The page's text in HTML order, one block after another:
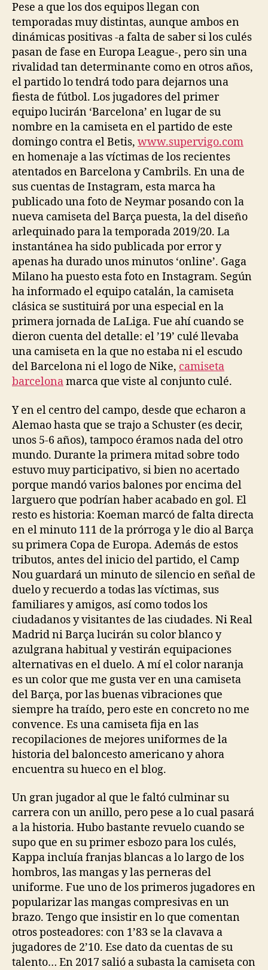
Pese a que los dos equipos llegan con
temporadas muy distintas, aunque ambos en
dinámicas positivas -a falta de saber si los culés
pasan de fase en Europa League-, pero sin una
rivalidad tan determinante como en otros años,
el partido lo tendrá todo para dejarnos una
fiesta de fútbol. Los jugadores del primer
equipo lucirán ‘Barcelona’ en lugar de su
nombre en la camiseta en el partido de este
domingo contra el Betis, www.supervigo.com
en homenaje a las víctimas de los recientes
atentados en Barcelona y Cambrils. En una de
sus cuentas de Instagram, esta marca ha
publicado una foto de Neymar posando con la
nueva camiseta del Barça puesta, la del diseño
arlequinado para la temporada 2019/20. La
instantánea ha sido publicada por error y
apenas ha durado unos minutos ‘online’. Gaga
Milano ha puesto esta foto en Instagram. Según
ha informado el equipo catalán, la camiseta
clásica se sustituirá por una especial en la
primera jornada de LaLiga. Fue ahí cuando se
dieron cuenta del detalle: el ’19’ culé llevaba
una camiseta en la que no estaba ni el escudo
del Barcelona ni el logo de Nike, camiseta
barcelonamarca que viste al conjunto culé.
Y en el centro del campo, desde que echaron a
Alemao hasta que se trajo a Schuster (es decir,
unos 5-6 años), tampoco éramos nada del otro
mundo. Durante la primera mitad sobre todo
estuvo muy participativo, si bien no acertado
porque mandó varios balones por encima del
larguero que podrían haber acabado en gol. El
resto es historia: Koeman marcó de falta directa
en el minuto 111 de la prórroga y le dio al Barça
su primera Copa de Europa. Además de estos
tributos, antes del inicio del partido, el Camp
Nou guardará un minuto de silencio en señal de
duelo y recuerdo a todas las víctimas, sus
familiares y amigos, así como todos los
ciudadanos y visitantes de las ciudades. Ni Real
Madrid ni Barça lucirán su color blanco y
azulgrana habitual y vestirán equipaciones
alternativas en el duelo. A mí el color naranja
es un color que me gusta ver en una camiseta
del Barça, por las buenas vibraciones que
siempre ha traído, pero este en concreto no me
convence. Es una camiseta fija en las
recopilaciones de mejores uniformes de la
historia del baloncesto americano y ahora
encuentra su hueco en el blog.
Un gran jugador al que le faltó culminar su
carrera con un anillo, pero pese a lo cual pasará
a la historia. Hubo bastante revuelo cuando se
supo que en su primer esbozo para los culés,
Kappa incluía franjas blancas a lo largo de los
hombros, las mangas y las perneras del
uniforme. Fue uno de los primeros jugadores en
popularizar las mangas compresivas en un
brazo. Tengo que insistir en lo que comentan
otros posteadores: con 1’83 se la clavava a
jugadores de 2’10. Ese dato da cuentas de su
talento… En 2017 salió a subasta la camiseta con